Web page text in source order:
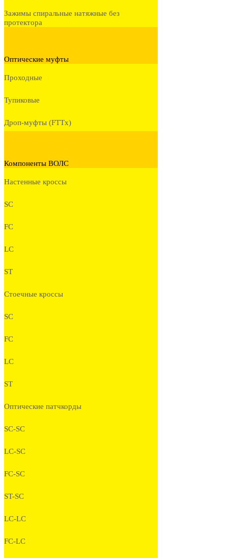
Зажимы спиральные натяжные без
протектора
Оптические муфты
Проходные
Тупиковые
Дроп-муфты (FTTx)
Компоненты ВОЛС
Настенные кроссы
SC
FC
LC
ST
Стоечные кроссы
SC
FC
LC
ST
Оптические патчкорды
SC-SC
LC-SC
FC-SC
ST-SC
LC-LC
FC-LC